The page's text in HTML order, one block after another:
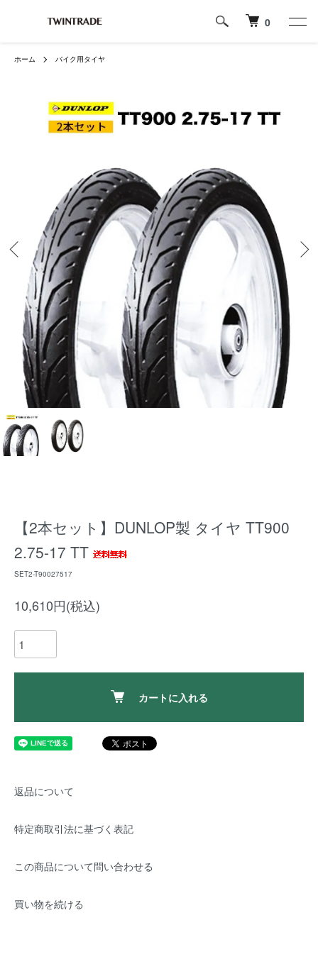
0
ホーム バイク用タイヤ
【2本セット】DUNLOP製 タイヤ TT900
2.75-17 TT
SET2-T90027517
10,610円(税込)
カートに入れる
返品について
特定商取引法に基づく表記
この商品について問い合わせる
買い物を続ける